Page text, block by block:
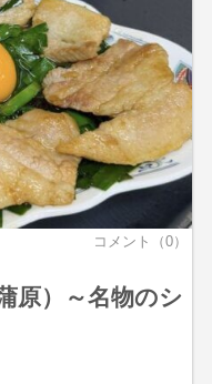
コメント（0）
原）～名物のシ